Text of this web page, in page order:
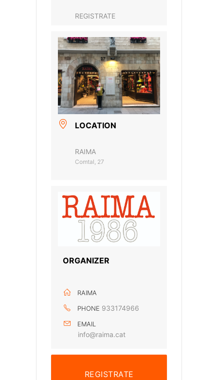
REGISTRATE
LOCATION
RAIMA
Comtal, 27
ORGANIZER
RAIMA
PHONE 933174966
EMAIL
info@raima.cat
REGISTRATE